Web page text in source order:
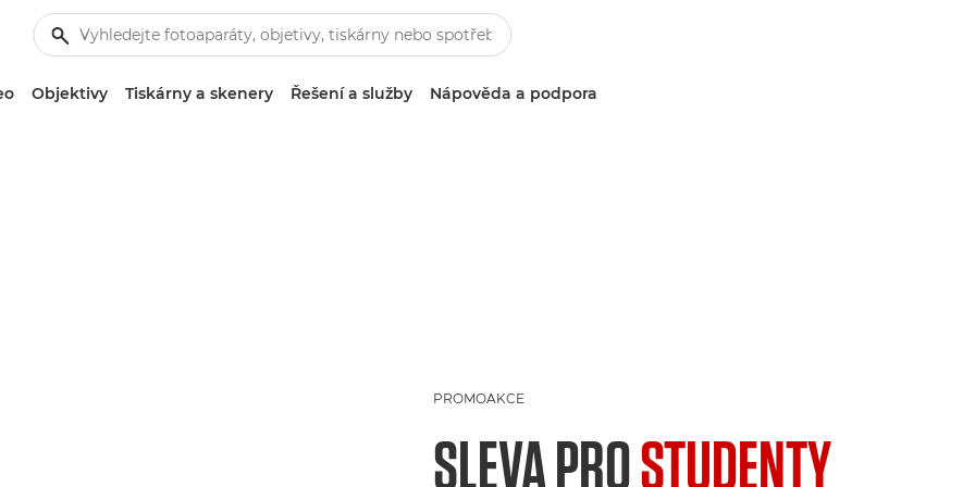
Objektivy Tiskárny a skenery Řešení a služby Nápověda a podpora
PROMOAKCE
SLEVA PROSTUDENTY